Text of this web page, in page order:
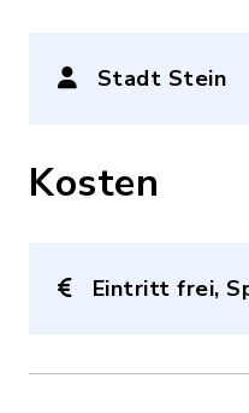
Stadt Stein
Kosten
Eintritt frei,